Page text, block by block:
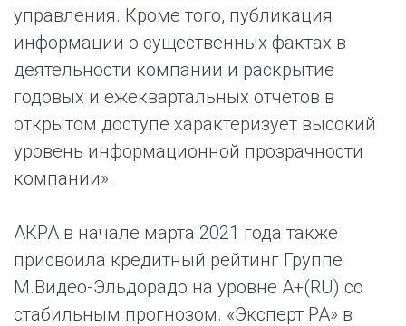
управления. Кроме того, публикация
информации о существенных фактах в
деятельности компании и раскрытие
годовых и ежеквартальных отчетов в
открытом доступе характеризует высокий
уровень информационной прозрачности
компании».
АКРА в начале марта 2021 года также
присвоила кредитный рейтинг Группе
М.Видео-Эльдорадо на уровне A+(RU) со
стабильным прогнозом. «Эксперт РА» в